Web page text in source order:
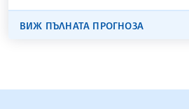
ВИЖ ПЪЛНАТА ПРОГНОЗА